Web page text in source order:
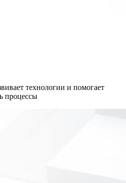
технологии и помогает
процессы